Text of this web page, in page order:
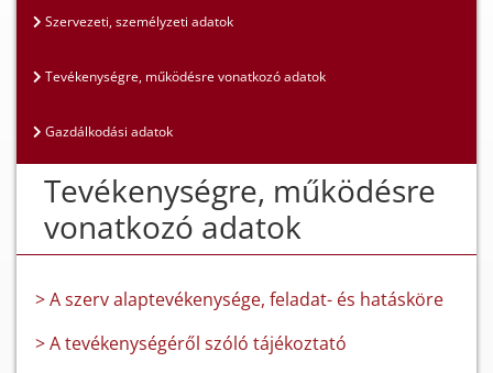
Szervezeti, személyzeti adatok
Tevékenységre, működésre vonatkozó adatok
Gazdálkodási adatok
Tevékenységre, működésre
vonatkozó adatok
> A szerv alaptevékenysége, feladat- és hatásköre
> A tevékenységéről szóló tájékoztató